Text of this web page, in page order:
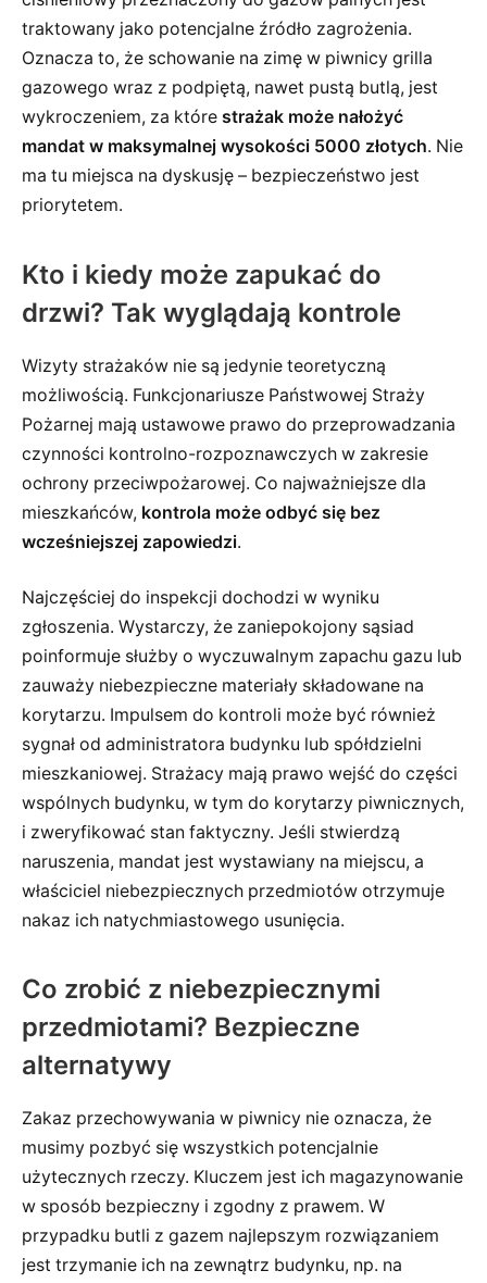
traktowany jako potencjalne źródło zagrożenia.
Oznacza to, że schowanie na zimę w piwnicy grilla
gazowego wraz z podpiętą, nawet pustą butlą, jest
wykroczeniem, za które strażak może nałożyć
mandat w maksymalnej wysokości 5000 złotych. Nie
ma tu miejsca na dyskusję – bezpieczeństwo jest
priorytetem.
Kto i kiedy może zapukać do
drzwi? Tak wyglądają kontrole
Wizyty strażaków nie są jedynie teoretyczną
możliwością. Funkcjonariusze Państwowej Straży
Pożarnej mają ustawowe prawo do przeprowadzania
czynności kontrolno-rozpoznawczych w zakresie
ochrony przeciwpożarowej. Co najważniejsze dla
mieszkańców, kontrola może odbyć się bez
wcześniejszej zapowiedzi.
Najczęściej do inspekcji dochodzi w wyniku
zgłoszenia. Wystarczy, że zaniepokojony sąsiad
poinformuje służby o wyczuwalnym zapachu gazu lub
zauważy niebezpieczne materiały składowane na
korytarzu. Impulsem do kontroli może być również
sygnał od administratora budynku lub spółdzielni
mieszkaniowej. Strażacy mają prawo wejść do części
wspólnych budynku, w tym do korytarzy piwnicznych,
i zweryfikować stan faktyczny. Jeśli stwierdzą
naruszenia, mandat jest wystawiany na miejscu, a
właściciel niebezpiecznych przedmiotów otrzymuje
nakaz ich natychmiastowego usunięcia.
Co zrobić z niebezpiecznymi
przedmiotami? Bezpieczne
alternatywy
Zakaz przechowywania w piwnicy nie oznacza, że
musimy pozbyć się wszystkich potencjalnie
użytecznych rzeczy. Kluczem jest ich magazynowanie
w sposób bezpieczny i zgodny z prawem. W
przypadku butli z gazem najlepszym rozwiązaniem
jest trzymanie ich na zewnątrz budynku, np. na